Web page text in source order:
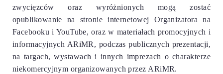
zwycięzców oraz wyróżnionych mogą zostać
opublikowanie na stronie internetowej Organizatora na
Facebooku i YouTube, oraz w materiałach promocyjnych i
informacyjnych ARiMR, podczas publicznych prezentacji,
na targach, wystawach i innych imprezach o charakterze
niekomercyjnym organizowanych przez ARiMR.